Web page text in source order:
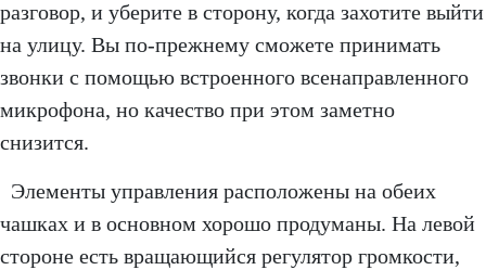
разговор, и уберите в сторону, когда захотите выйти
на улицу. Вы по-прежнему сможете принимать
звонки с помощью встроенного всенаправленного
микрофона, но качество при этом заметно
снизится.
Элементы управления расположены на обеих
чашках и в основном хорошо продуманы. На левой
стороне есть вращающийся регулятор громкости,